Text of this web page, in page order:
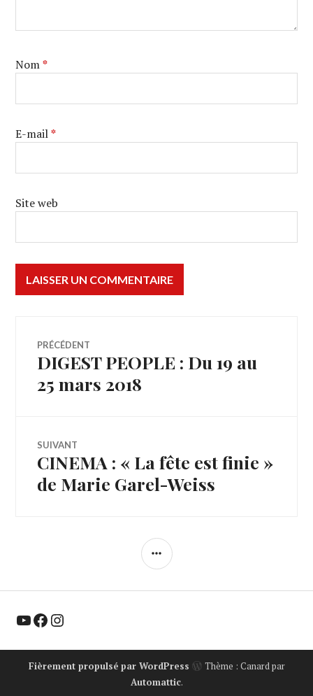
Nom*
E-mail*
Site web
Navigation
de
PRÉCÉDENT
Article
DIGEST PEOPLE : Du 19 au
25 mars 2018
SUIVANT
Article
Suivant:
CINEMA : « La fête est finie »
de Marie Garel-Weiss
COLONNE
YouTube Facebook Instagram
Fièrement propulsé par WordPress
Thème : Canard par
Automattic.